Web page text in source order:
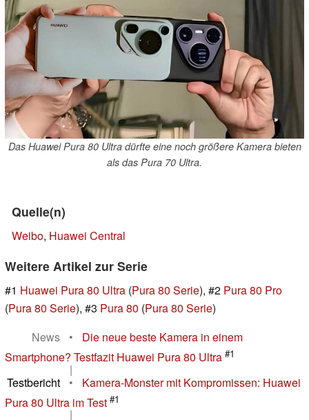
Das Huawei Pura 80 Ultra dürfte eine noch größere Kamera bieten
als das Pura 70 Ultra.
Quelle(n)
Weibo, Huawei Central
Weitere Artikel zur Serie
#1 Huawei Pura 80 Ultra (Pura 80 Serie), #2 Pura 80 Pro
(Pura 80 Serie), #3 Pura 80 (Pura 80 Serie)
News
•
Die neue beste Kamera in einem
Smartphone? Testfazit Huawei Pura 80 Ultra #1
|
Testbericht
•
Kamera-Monster mit Kompromissen: Huawei
Pura 80 Ultra im Test #1
|